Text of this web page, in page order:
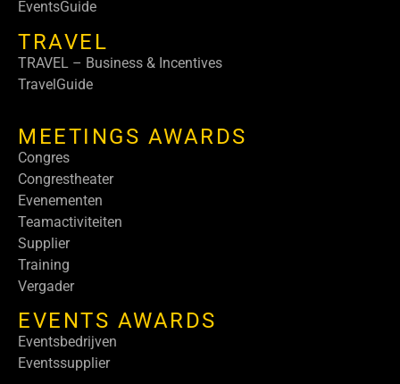
EventsGuide
TRAVEL
TRAVEL – Business & Incentives
TravelGuide
MEETINGS AWARDS
Congres
Congrestheater
Evenementen
Teamactiviteiten
Supplier
Training
Vergader
EVENTS AWARDS
Eventsbedrijven
Eventssupplier